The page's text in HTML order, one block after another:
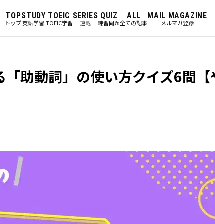
TOP
トップ
STUDY
英語学習
TOEIC
TOEIC学習
SERIES
連載
QUIZ
練習問題
ALL
全ての記事
MAIL MAGAZINE
メルマガ登録
助動詞」の使い方クイズ6問【